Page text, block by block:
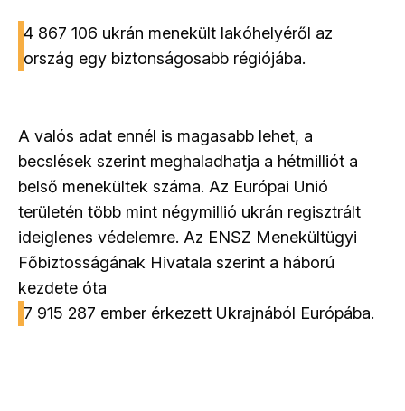
4 867 106 ukrán menekült lakóhelyéről az
ország egy biztonságosabb régiójába.
A valós adat ennél is magasabb lehet, a
becslések szerint meghaladhatja a hétmilliót a
belső menekültek száma. Az Európai Unió
területén több mint négymillió ukrán regisztrált
ideiglenes védelemre. Az ENSZ Menekültügyi
Főbiztosságának Hivatala szerint a háború
kezdete óta
7 915 287 ember érkezett Ukrajnából Európába.